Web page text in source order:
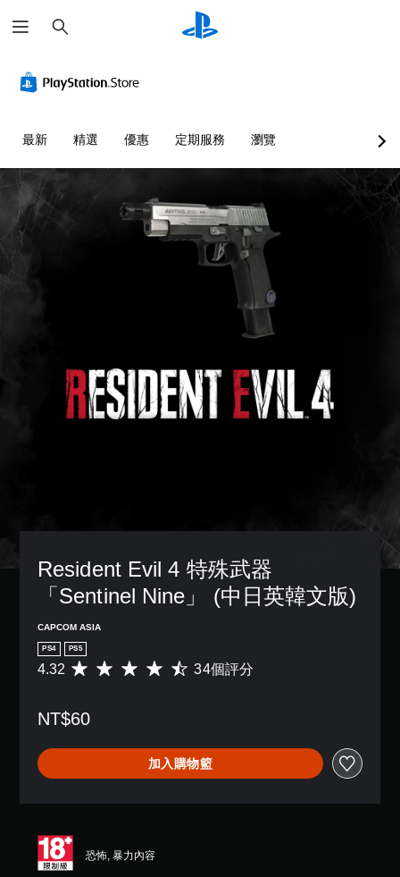
尋
最新 精選 優惠 定期服務 瀏覽
Resident Evil 4 特殊武器
「Sentinel Nine」 (中日英韓文版)
CAPCOM ASIA
PS4 PS5
平
分
4
.
（
滿
4.32 34個評分
NT$60
加入購物籃
恐怖, 暴力內容